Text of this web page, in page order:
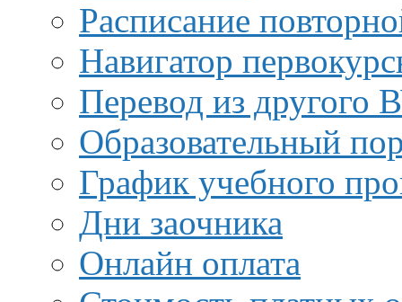
Расписание
Навигатор
Перевод из другого
Образовательный
График учебного
Дни заочника
Онлайн оплата